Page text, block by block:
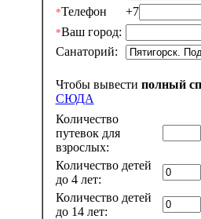
*Телефон +7
*Ваш город:
Санаторий:
Чтобы вывести полный
СЮДА
Количество
путевок для
взрослых:
Количество детей
до 4 лет:
Количество детей
до 14 лет: